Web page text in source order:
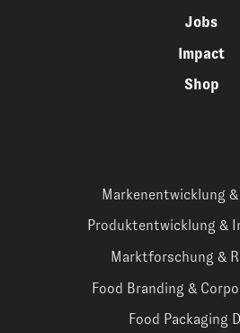
Jobs
Impact
Shop
Markenentwicklung
Produktentwicklung &
Marktforschung &
Food Branding &
Food Packaging